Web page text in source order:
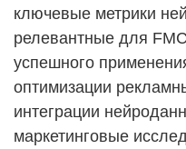
ключевые метрики
релевантные для
успешного
оптимизации
интеграции
маркетинговые